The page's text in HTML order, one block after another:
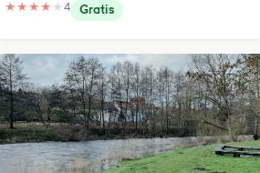
★ ★ ★ ★ ★4 Gratis